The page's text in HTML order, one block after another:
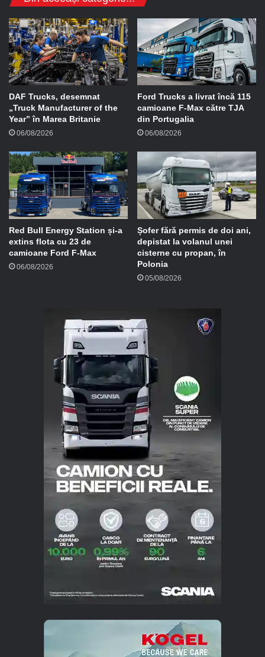
-
m
a
i
l
DAF Trucks, desemnat
„Truck Manufacturer of the
Year” în Marea Britanie
06/08/2026
Ford Trucks a livrat încă 115
camioane F-Max către TJA
din Portugalia
06/08/2026
Red Bull Energy Station și-a
extins flota cu 23 de
camioane Ford F-Max
06/08/2026
Șofer fără permis de doi ani,
depistat la volanul unei
cisterne cu propan, în
Polonia
05/08/2026